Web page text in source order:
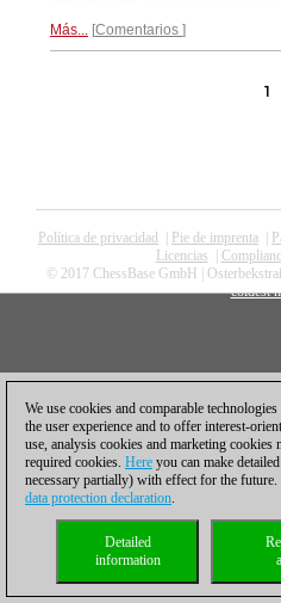
Más... Comentarios
1
Política de privacidad Pie de imprenta
Licencias
© 2017 ChessBase GmbH |
coldest
We use cookies and comparable
the user experience and to offer interest-
use, analysis cookies and marketing
required cookies. Here you can make
necessary partially) with effect for the
data protection declaration.
Detailed
information